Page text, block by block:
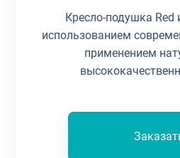
Кресло-подушка Red
использованием
применением